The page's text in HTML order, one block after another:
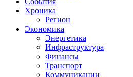
Хроника
Регион
Экономика
Энергетика
Инфраструктура
Финансы
Транспорт
Коммуникации